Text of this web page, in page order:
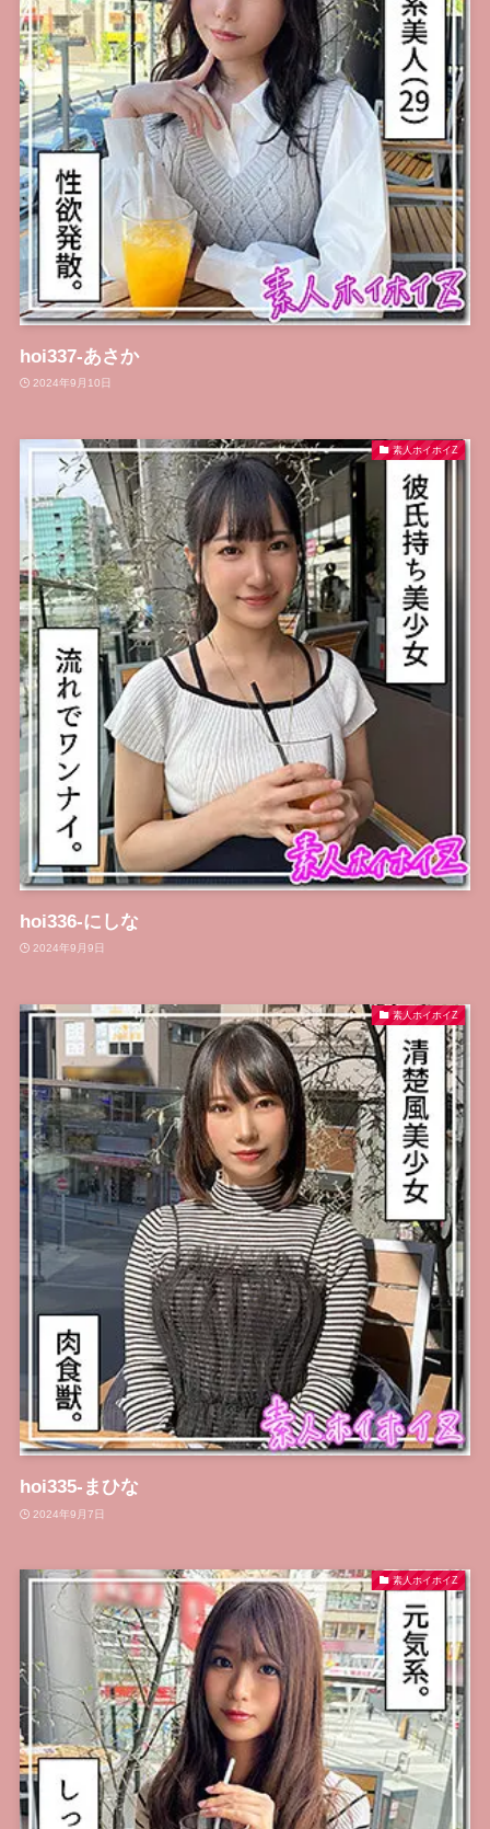
hoi337-あさか
2024年9月10日
素人ホイホイZ
hoi336-にしな
2024年9月9日
素人ホイホイZ
hoi335-まひな
2024年9月7日
素人ホイホイZ